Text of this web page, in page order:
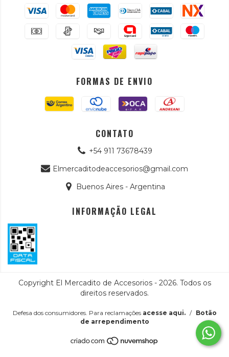
FORMAS DE ENVIO
CONTATO
+54 911 73678439
Elmercaditodeaccesorios@gmail.com
Buenos Aires - Argentina
INFORMAÇÃO LEGAL
Copyright El Mercadito de Accesorios - 2026. Todos os
direitos reservados.
Defesa dos consumidores. Para reclamações acesse aqui. /
Botão
de arrependimento